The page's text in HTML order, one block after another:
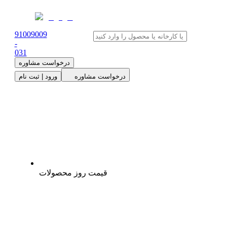
91009009
-
031
درخواست مشاوره
ورود | ثبت نام
درخواست مشاوره
قیمت روز محصولات